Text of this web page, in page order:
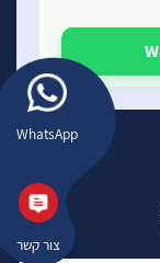
WhatsApp
צור קשר